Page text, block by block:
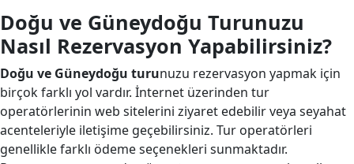
Doğu ve Güneydoğu Turunuzu
Nasıl Rezervasyon Yapabilirsiniz?
Doğu ve Güneydoğu turunuzu rezervasyon yapmak için
birçok farklı yol vardır. İnternet üzerinden tur
operatörlerinin web sitelerini ziyaret edebilir veya seyahat
acenteleriyle iletişime geçebilirsiniz. Tur operatörleri
genellikle farklı ödeme seçenekleri sunmaktadır.